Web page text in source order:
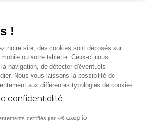
!
notre site, des cookies sont déposés sur
ou votre tablette. Ceux-ci nous
navigation, de détecter d'éventuels
Nous vous laissons la possibilité de
aux différentes typologies de cookies.
confidentialité
certifiés par